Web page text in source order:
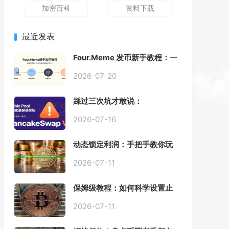
加密百科 资料下载
最近发表
Four.Meme 发币新手教程：一
动踩坑
2026-07-20
踩过三次坑才敢说：
Pool 最容易翻车的不是手续
2026-07-16
动态锁定利润：手把手教你玩
2026-07-11
保姆级教程：如何科学设置止
2026-07-11